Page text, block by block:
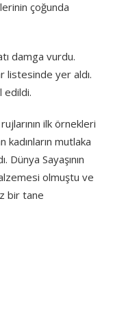
çoğunda
damga vurdu.
listesinde yer aldı.
edildi.
ilk örnekleri
mutlaka
Sayaşının
olmuştu ve
bir tane